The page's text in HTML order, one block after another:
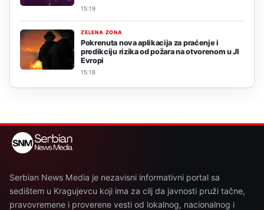
15:19
ZELENA ZONA
Pokrenuta nova aplikacija za praćenje i
predikciju rizika od požara na otvorenom u JI
Evropi
15:18
Serbian News Media je nezavisni informativni portal sa
sedištem u Kragujevcu koji ima za cilj da javnosti pruži tačne,
pravovremene i proverene vesti od lokalnog, nacionalnog i